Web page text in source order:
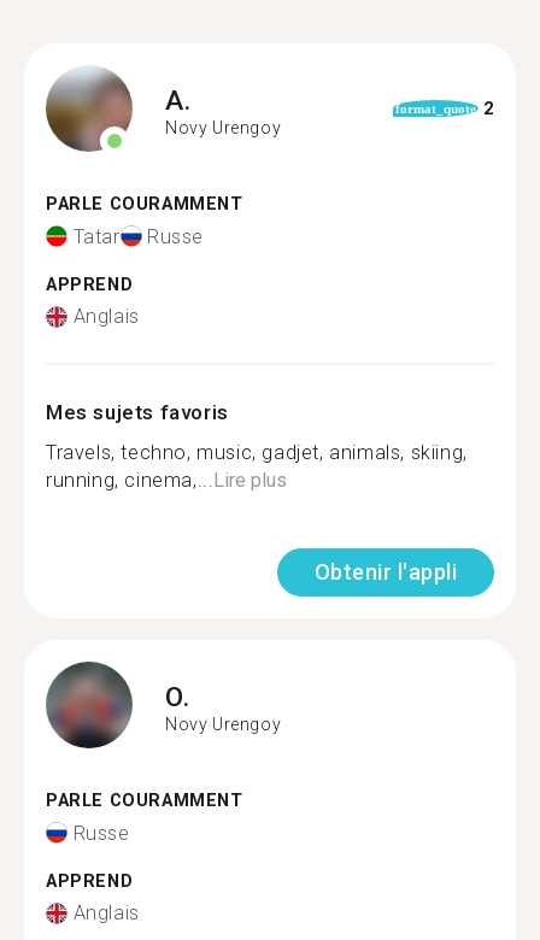
A.
Novy Urengoy
format_quote 2
PARLE COURAMMENT
Tatar Russe
APPREND
Anglais
Mes sujets favoris
Travels, techno, music, gadjet, animals, skiing,
running, сinema,...Lire plus
Obtenir l'appli
O.
Novy Urengoy
PARLE COURAMMENT
Russe
APPREND
Anglais